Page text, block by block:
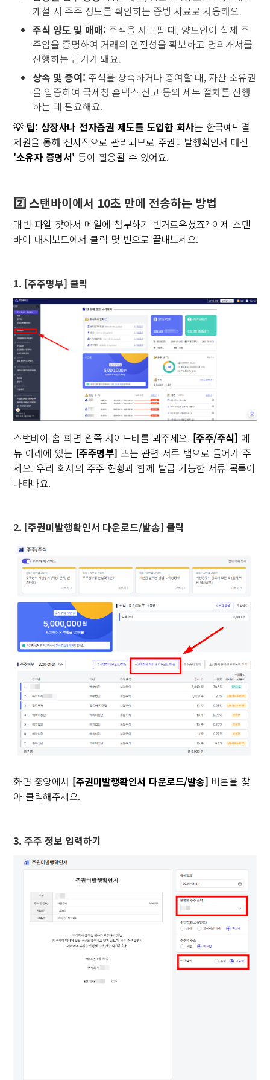
개설 시 주주 정보를 확인하는 증빙 자료로 사용해요.
주식 양도 및 매매: 주식을 사고팔 때, 양도인이 실제 주
주임을 증명하여 거래의 안전성을 확보하고 명의개서를
진행하는 근거가 돼요.
상속 및 증여: 주식을 상속하거나 증여할 때, 자산 소유권
을 입증하여 국세청 홈택스 신고 등의 세무 절차를 진행
하는 데 필요해요.
💡 팁: 상장사나 전자증권 제도를 도입한 회사는 한국예탁결
제원을 통해 전자적으로 관리되므로 주권미발행확인서 대신
'소유자 증명서' 등이 활용될 수 있어요.
2️⃣ 스탠바이에서 10초 만에 전송하는 방법
매번 파일 찾아서 메일에 첨부하기 번거로우셨죠? 이제 스탠
바이 대시보드에서 클릭 몇 번으로 끝내보세요.
1. [주주명부] 클릭
스탠바이 홈 화면 왼쪽 사이드바를 봐주세요. [주주/주식] 메
뉴 아래에 있는 [주주명부] 또는 관련 서류 탭으로 들어가 주
세요. 우리 회사의 주주 현황과 함께 발급 가능한 서류 목록이
나타나요.
2. [주권미발행확인서 다운로드/발송] 클릭
화면 중앙에서 [주권미발행확인서 다운로드/발송] 버튼을 찾
아 클릭해주세요.
3. 주주 정보 입력하기